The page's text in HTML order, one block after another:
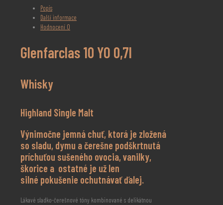
Popis
Další informace
Hodnocení 0
Glenfarclas 10 YO 0,7l
Whisky
Highland Single Malt
Výnimočne jemná chuť, ktorá je zložená
so sladu, dymu a čerešne podškrtnutá
príchuťou sušeného ovocia, vanilky,
škorice a ostatné je už len
silné pokušenie ochutnávať ďalej.
Lákavé sladko-čerešnové tóny kombinované s delikátnou